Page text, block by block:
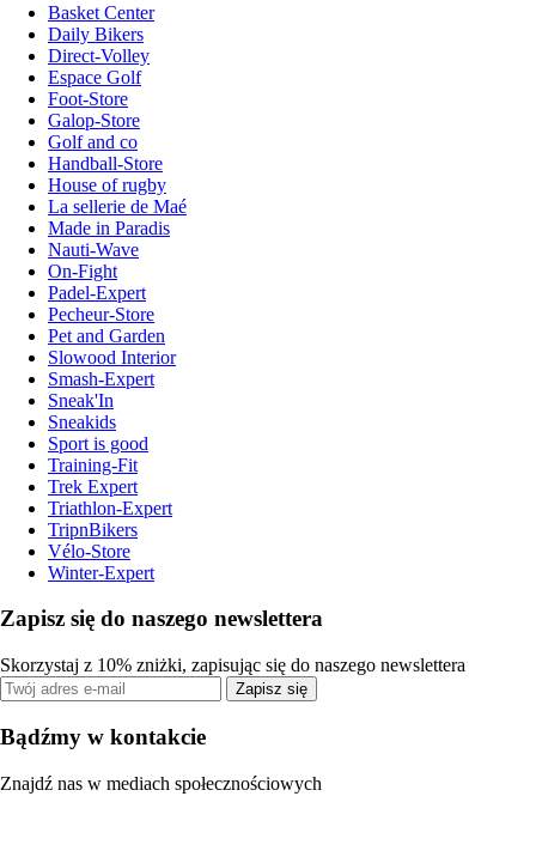
Basket Center
Daily Bikers
Direct-Volley
Espace Golf
Foot-Store
Galop-Store
Golf and co
Handball-Store
House of rugby
La sellerie de Maé
Made in Paradis
Nauti-Wave
On-Fight
Padel-Expert
Pecheur-Store
Pet and Garden
Slowood Interior
Smash-Expert
Sneak'In
Sneakids
Sport is good
Training-Fit
Trek Expert
Triathlon-Expert
TripnBikers
Vélo-Store
Winter-Expert
Zapisz się do naszego newslettera
Skorzystaj z 10% zniżki, zapisując się do naszego newslettera
Zapisz się
Bądźmy w kontakcie
Znajdź nas w mediach społecznościowych